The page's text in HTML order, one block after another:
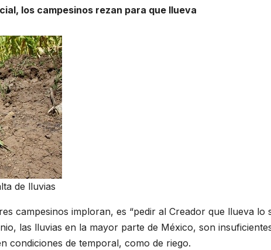
los campesinos rezan para que llueva
de lluvias
campesinos imploran, es “pedir al Creador que llueva lo
las lluvias en la mayor parte de México, son
condiciones de temporal, como de riego.